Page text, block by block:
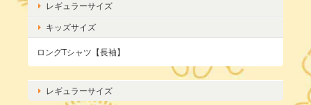
レギュラーサイズ
キッズサイズ
ロングTシャツ【長袖】
レギュラーサイズ